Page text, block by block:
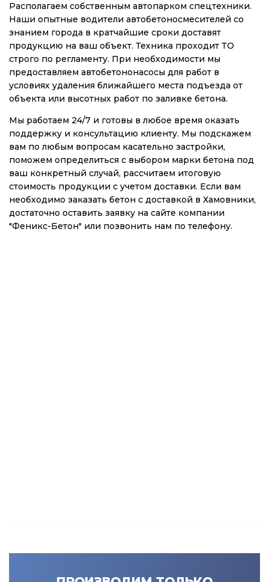
Располагаем собственным автопарком спецтехники.
Наши опытные водители автобетоносмесителей со
знанием города в кратчайшие сроки доставят
продукцию на ваш объект. Техника проходит ТО
строго по регламенту. При необходимости мы
предоставляем автобетононасосы для работ в
условиях удаления ближайшего места подъезда от
объекта или высотных работ по заливке бетона.
Мы работаем 24/7 и готовы в любое время оказать
поддержку и консультацию клиенту. Мы подскажем
вам по любым вопросам касательно застройки,
поможем определиться с выбором марки бетона под
ваш конкретный случай, рассчитаем итоговую
стоимость продукции с учетом доставки. Если вам
необходимо заказать бетон с доставкой в Хамовники,
достаточно оставить заявку на сайте компании
"Феникс-Бетон" или позвонить нам по телефону.